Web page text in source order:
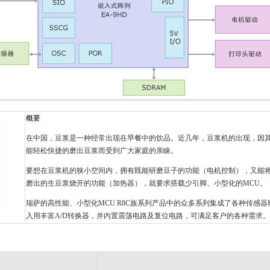
概要
在中国，豆浆是一种经常出现在早餐中的饮品。近几年，豆浆机的出现，因
能轻松快捷的磨出豆浆而受到广大家庭的亲睐。
要想在豆浆机的狭小空间内，拥有既能研磨豆子的功能（电机控制），又能
磨出的生豆浆烧开的功能（加热器），就要求搭载少引脚、小型化的MCU。
瑞萨的高性能、小型化MCU R8C族系列产品中的众多系列集成了各种传感器
入用丰富A/D转换器，并内置震荡电路及复位电路，可满足客户的各种需求。